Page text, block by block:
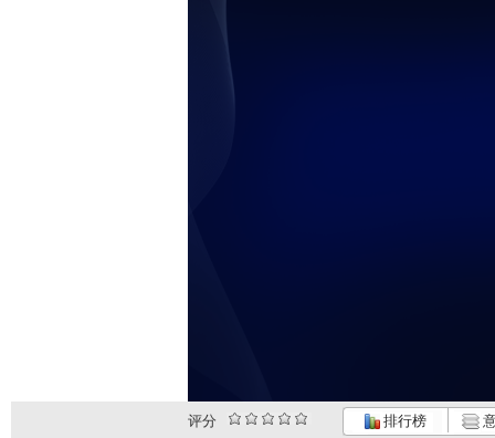
评分 排行榜